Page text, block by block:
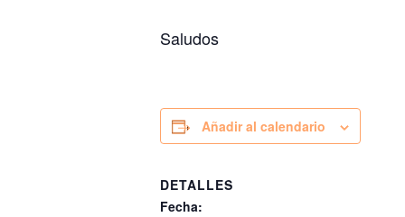
Saludos
Añadir al calendario
DETALLES
Fecha: